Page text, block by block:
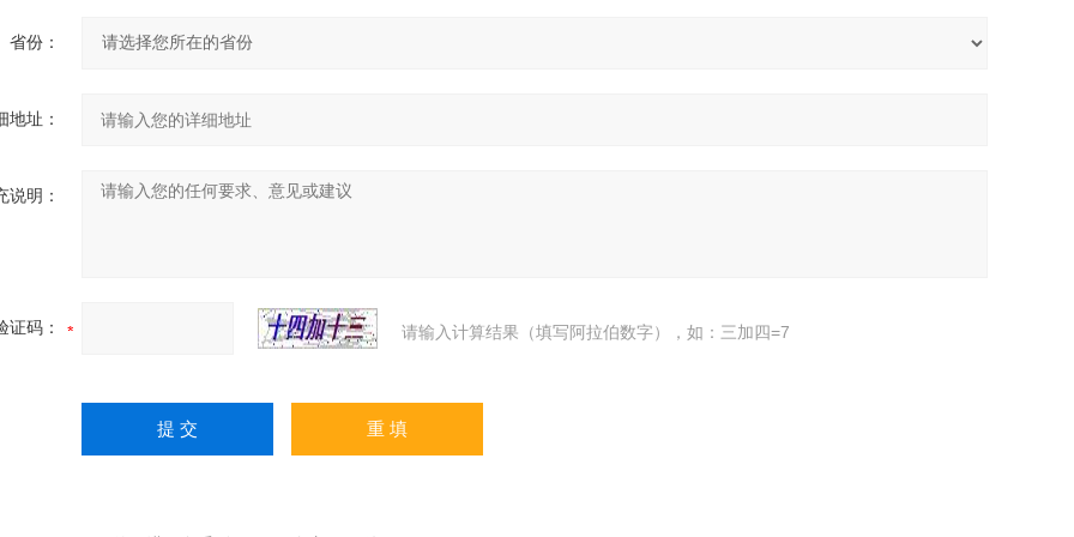
省份：
地址：
说明：
证码： 请输入计算结果（填写阿拉伯数字），如：三加四=7